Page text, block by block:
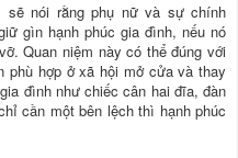
sẽ nói rằng phụ nữ và sự chính
gìn hạnh phúc gia đình, nếu nó
Quan niệm này có thể đúng với
phù hợp ở xã hội mở cửa và thay
đình như chiếc cân hai đĩa, đàn
cần một bên lệch thì hạnh phúc